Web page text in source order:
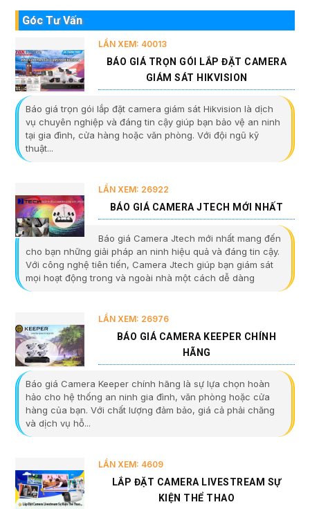
Góc Tư Vấn
LẦN XEM: 40013
BÁO GIÁ TRỌN GÓI LẮP ĐẶT CAMERA
GIÁM SÁT HIKVISION
Báo giá trọn gói lắp đặt camera giám sát Hikvision là dịch
vụ chuyên nghiệp và đáng tin cậy giúp bạn bảo vệ an ninh
tại gia đình, cửa hàng hoặc văn phòng. Với đội ngũ kỹ
thuật...
LẦN XEM: 26922
BÁO GIÁ CAMERA JTECH MỚI NHẤT
Báo giá Camera Jtech mới nhất mang đến
cho bạn những giải pháp an ninh hiệu quả và đáng tin cậy.
Với công nghệ tiên tiến, Camera Jtech giúp bạn giám sát
mọi hoạt động trong và ngoài nhà một cách dễ dàng
LẦN XEM: 26976
BÁO GIÁ CAMERA KEEPER CHÍNH
HÃNG
Báo giá Camera Keeper chính hãng là sự lựa chọn hoàn
hảo cho hệ thống an ninh gia đình, văn phòng hoặc cửa
hàng của bạn. Với chất lượng đảm bảo, giá cả phải chăng
và dịch vụ hỗ...
LẦN XEM: 4609
LẮP ĐẶT CAMERA LIVESTREAM SỰ
KIỆN THỂ THAO